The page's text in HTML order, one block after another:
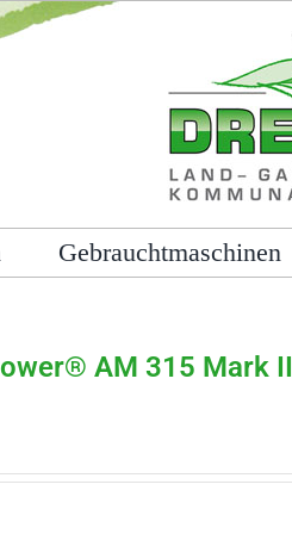
Gebrauchtmaschinen
AM 315 Mark II